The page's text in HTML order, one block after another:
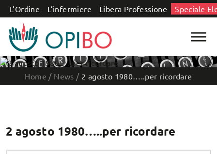
Salta al contenuto
L’Ordine L’infermiere Libera Professione Speciale
Home / News / 2 agosto 1980…..per ricordare
2 agosto 1980…..per ricordare